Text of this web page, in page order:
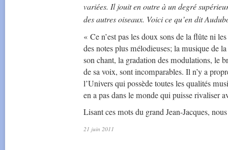
variées. Il jouit en outre à un degré
des autres oiseaux. Voici ce qu’en dit
« Ce n’est pas les doux sons de la flûte ni
des notes plus mélodieuses; la musique de
son chant, la gradation des modulations, le
de sa voix, sont incomparables. Il n’y a
l’Univers qui possède toutes les qualités
en a pas dans le monde qui puisse rivaliser
Lisant ces mots du grand Jean-Jacques,
21 juin 2011